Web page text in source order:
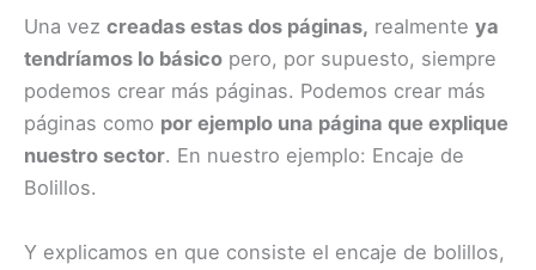
Una vez creadas estas dos páginas, realmente ya
tendríamos lo básico pero, por supuesto, siempre
podemos crear más páginas. Podemos crear más
páginas como por ejemplo una página que explique
nuestro sector. En nuestro ejemplo: Encaje de
Bolillos.
Y explicamos en que consiste el encaje de bolillos,